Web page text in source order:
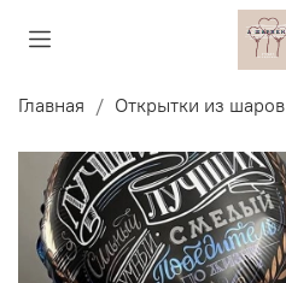
Главная Открытки из шаров